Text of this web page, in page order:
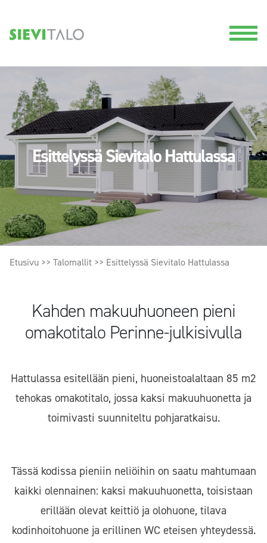
Esittelyssä Sievitalo Hattulassa
Etusivu >> Talomallit >> Esittelyssä Sievitalo Hattulassa
Kahden makuuhuoneen pieni
omakotitalo Perinne-julkisivulla
Hattulassa esitellään pieni, huoneistoalaltaan 85 m2
tehokas omakotitalo, jossa kaksi makuuhuonetta ja
toimivasti suunniteltu pohjaratkaisu.
Tässä kodissa pieniin neliöihin on saatu mahtumaan
kaikki olennainen: kaksi makuuhuonetta, toisistaan
erillään olevat keittiö ja olohuone, tilava
kodinhoitohuone ja erillinen WC eteisen yhteydessä.